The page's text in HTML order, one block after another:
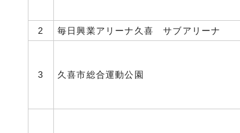
2
毎日興業アリーナ久喜 サブアリーナ
3 久喜市総合運動公園